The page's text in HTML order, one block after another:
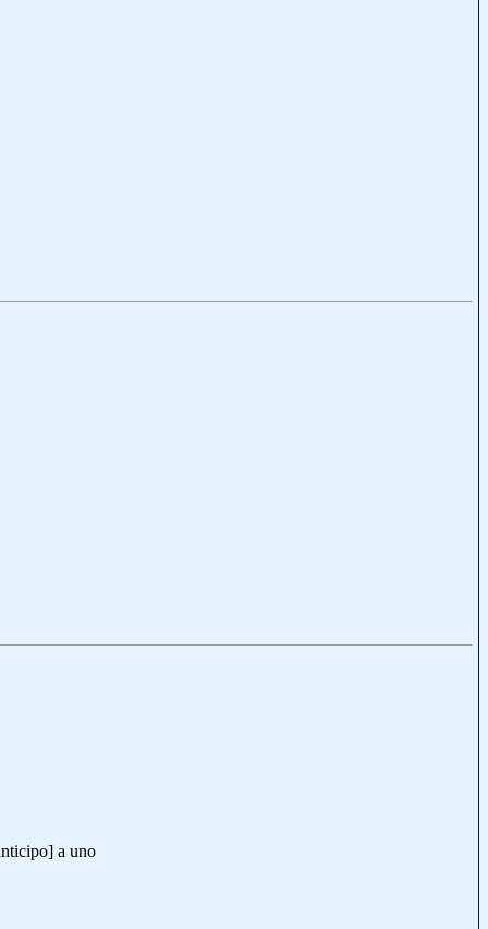
a uno